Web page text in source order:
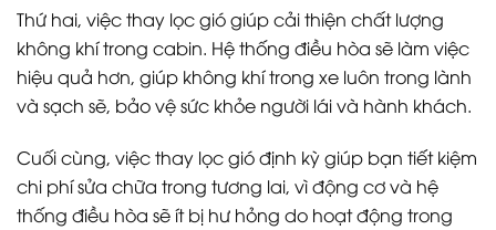
Thứ hai, việc thay lọc gió giúp cải thiện chất lượng
không khí trong cabin. Hệ thống điều hòa sẽ làm việc
hiệu quả hơn, giúp không khí trong xe luôn trong lành
và sạch sẽ, bảo vệ sức khỏe người lái và hành khách.
Cuối cùng, việc thay lọc gió định kỳ giúp bạn tiết kiệm
chi phí sửa chữa trong tương lai, vì động cơ và hệ
thống điều hòa sẽ ít bị hư hỏng do hoạt động trong